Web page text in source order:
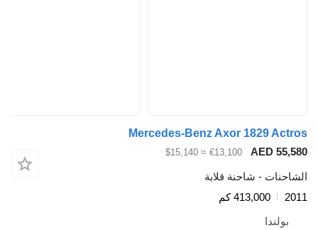
Mercedes-Benz Axor 1829 Actros
AED 55,580
€13,100
≈ $15,140
الشاحنات - شاحنة قلابة
2011
413,000 كم
بولندا